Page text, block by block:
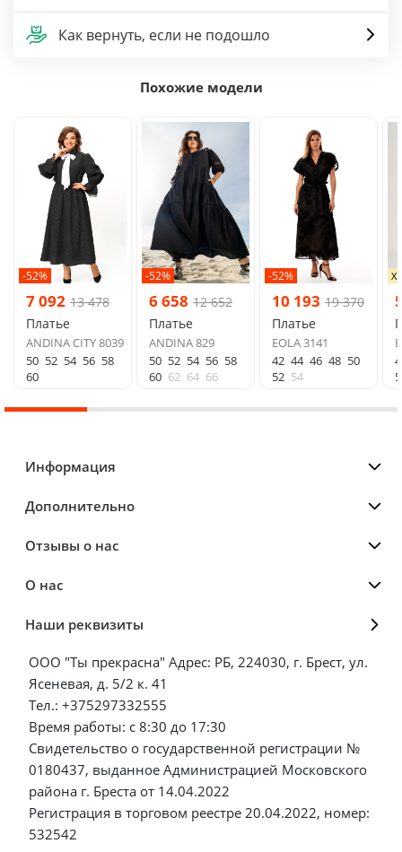
Как вернуть, если не подошло
Похожие модели
-52%
7 092 13 478
Платье
ANDINA CITY 8039
50 52 54 56 58
60
-52%
6 658 12 652
Платье
ANDINA 829
50 52 54 56 58
60 62 64 66
-52%
10 193 19 370
Платье
EOLA 3141
42 44 46 48 50
52 54
Информация
Дополнительно
Отзывы о нас
О нас
Наши реквизиты
ООО "Ты прекрасна" Адрес: РБ, 224030, г. Брест, ул.
Ясеневая, д. 5/2 к. 41
Тел.: +375297332555
Время работы: с 8:30 до 17:30
Свидетельство о государственной регистрации №
0180437, выданное Администрацией Московского
района г. Бреста от 14.04.2022
Регистрация в торговом реестре 20.04.2022, номер:
532542